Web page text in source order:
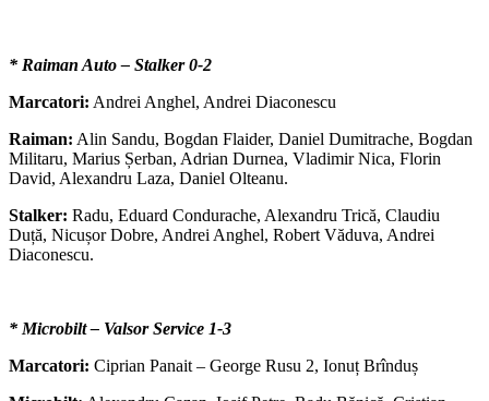
* Raiman Auto – Stalker 0-2
Marcatori: Andrei Anghel, Andrei Diaconescu
Raiman: Alin Sandu, Bogdan Flaider, Daniel Dumitrache, Bogdan
Militaru, Marius Șerban, Adrian Durnea, Vladimir Nica, Florin
David, Alexandru Laza, Daniel Olteanu.
Stalker: Radu, Eduard Condurache, Alexandru Trică, Claudiu
Duță, Nicușor Dobre, Andrei Anghel, Robert Văduva, Andrei
Diaconescu.
* Microbilt – Valsor Service 1-3
Marcatori: Ciprian Panait – George Rusu 2, Ionuț Brînduș